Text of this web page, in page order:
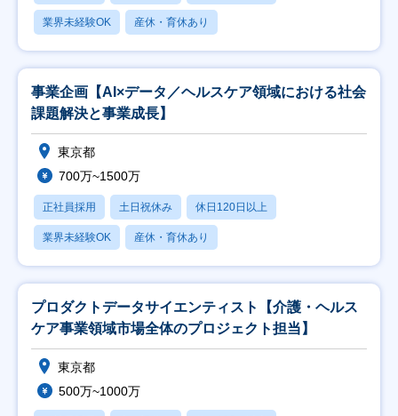
業界未経験OK 産休・育休あり
事業企画【AI×データ／ヘルスケア領域における社会
課題解決と事業成長】
東京都
700万~1500万
正社員採用 土日祝休み 休日120日以上
業界未経験OK 産休・育休あり
プロダクトデータサイエンティスト【介護・ヘルス
ケア事業領域市場全体のプロジェクト担当】
東京都
500万~1000万